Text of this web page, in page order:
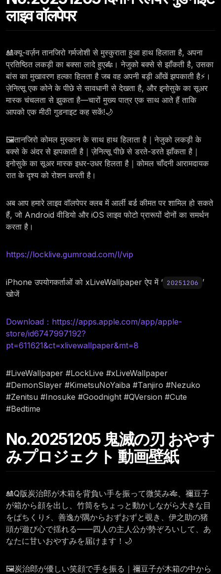
लाइव वॉलपेपर
🎎क्यू-वर्ज़न तानजिरो गर्मजोशी से मुस्कुराता हुआ हाथ हिलाता है, अपना
प्रतिष्ठित लकड़ी का बक्सा लादे हुए🎋। नेजुको बक्से से झाँकती है, उसका
बांस का मुखावरण हल्का हिलता है जब वह अपनी बड़ी आँखें झपकाती है⚡।
ज़ेनित्सू एक कोने के पीछे से सावधानी से देखता है, और इनोसुके का सूअर
मास्क चंचलता से झुकता है—चारों मुख्य पात्र एक साथ आते हैं ताकि
आपको एक मीठी गुडनाइट कह सकें!🌙
🖼️तानजिरो कोमल मुस्कान के साथ हाथ हिलाता है｜नेजुको लकड़ी के
बक्से के अंदर से झपकाती है｜ज़ेनित्सू पीछे से डरते-डरते झाँकता है｜
इनोसुके का सूअर मास्क इधर-उधर हिलता है｜कोमल चाँदनी आरामदायक
रात के दृश्य को रोशन करती है।
अब आप हमारे लाइव वॉलपेपर क्लब में आर्ली बर्ड कीमत पर शामिल हो सकते
हैं, जो Android वीडियो और iOS लाइव फोटो प्रारूपों दोनों का समर्थन
करता है।
https://locklive.gumroad.com/l/vip
iPhone उपयोगकर्ताओं को xLiveWallpaper ऐप में ‘ 20251206 ’
खोजें
Download：https://apps.apple.com/app/apple-
store/id6747997192?
pt=611621&ct=xlivewallpaper&mt=8
#LiveWallpaper #LockLive #xLiveWallpaper
#DemonSlayer #KimetsuNoYaiba #Tanjiro #Nezuko
#Zenitsu #Inosuke #Goodnight #QVersion #Cute
#Bedtime
No.20251205 鬼滅の刃 おやす
みプロジェクト 動画壁紙
🎎Q版炭治郎が木箱を背負い手を振って微笑み🎋、禰豆子
が箱から顔を出し、竹筒をちょっと動かしながら大きな目
をぱちくり⚡、善逸が隅からおずおずと覗き、伊之助の猪
頭が遊び心で揺れる——四人の主人公が勢ぞろいして、あ
なたに甘いおやすみを届けます！🌙
🖼️炭治郎が優しい笑顔で手を振る｜禰豆子が木箱の中から